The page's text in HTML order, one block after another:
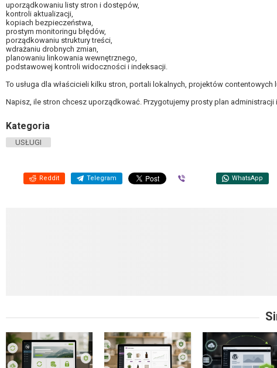
uporządkowaniu listy stron i dostępów,
kontroli aktualizacji,
kopiach bezpieczeństwa,
prostym monitoringu błędów,
porządkowaniu struktury treści,
wdrażaniu drobnych zmian,
planowaniu linkowania wewnętrznego,
podstawowej kontroli widoczności i indeksacji.
To usługa dla właścicieli kilku stron, portali lokalnych, projektów
Napisz, ile stron chcesz uporządkować. Przygotujemy prosty plan administracji
Kategoria
USŁUGI
Reddit Telegram WhatsApp